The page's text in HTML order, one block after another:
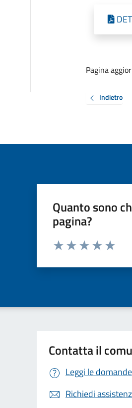
Pagina
Indietro
Quanto sono
pagina?
Valuta da 1 a 5 stelle la
Contatta il
Leggi le
Richiedi